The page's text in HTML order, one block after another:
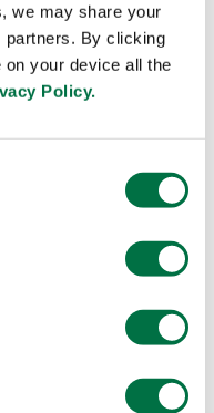
we may share your
partners. By clicking
on your device all the
Policy.